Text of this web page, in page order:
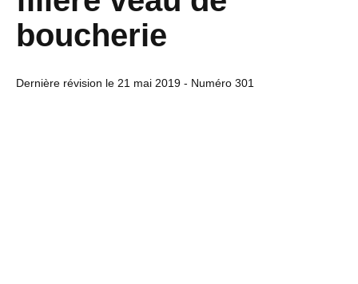
boucherie
Dernière révision le 21 mai 2019 - Numéro 301